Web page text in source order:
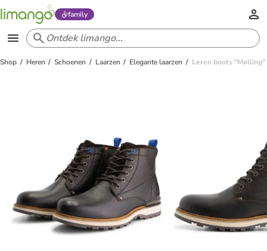
family
Shop Heren Schoenen Laarzen Elegante laarzen Leren boots "Malling"